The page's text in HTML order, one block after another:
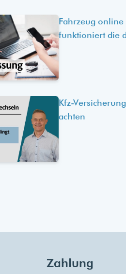
Fahrzeug
funktioniert die
Kfz-
achten
Zahlung